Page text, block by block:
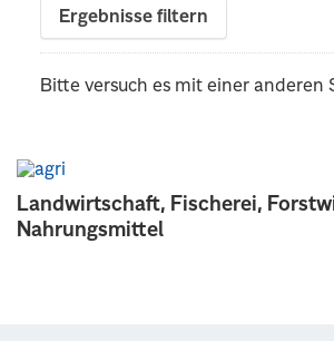
Landwirtschaft, Fischerei,
Nahrungsmittel
Ergebnisse filtern
Bitte versuch es mit einer anderen